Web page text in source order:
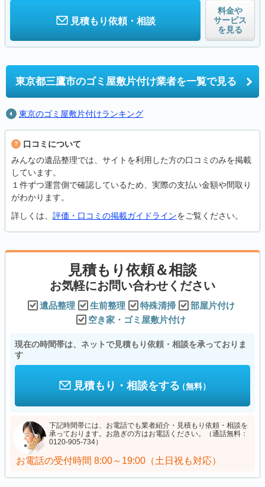
見積もり依頼・相談
料金や
サービス
を見る
東京都三鷹市のゴミ屋敷片付け業者を一覧で見る
東京のゴミ屋敷片付けランキング
口コミについて
みんなの遺品整理では、サイトを利用した方の口コミのみを掲載
しています。
１件ずつ運営側で確認しているため、実際の支払い金額や間取り
がわかります。
詳しくは、 評価・口コミの掲載ガイドラインをご覧ください。
見積もり依頼＆相談
お気軽にお問い合わせください
遺品整理 生前整理 特殊清掃
部屋片付け
空き家・ゴミ屋敷片付け
現在の時間帯は、ネットで見積もり依頼・相談を承っておりま
す
見積もり・相談をする（無料）
下記時間帯には、お電話でも業者紹介・見積もり依頼・相談を
承っております。お急ぎの方はお電話ください。（通話無料：
0120-905-734）
お電話の受付時間 8:00～19:00（土日祝も対応）